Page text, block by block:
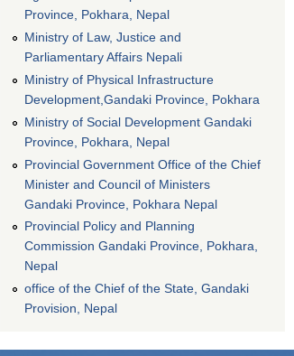
Province, Pokhara, Nepal
Ministry of Law, Justice and
Parliamentary Affairs Nepali
Ministry of Physical Infrastructure
Development,Gandaki Province, Pokhara
Ministry of Social Development Gandaki
Province, Pokhara, Nepal
Provincial Government Office of the Chief
Minister and Council of Ministers
Gandaki Province, Pokhara Nepal
Provincial Policy and Planning
Commission Gandaki Province, Pokhara,
Nepal
office of the Chief of the State, Gandaki
Provision, Nepal